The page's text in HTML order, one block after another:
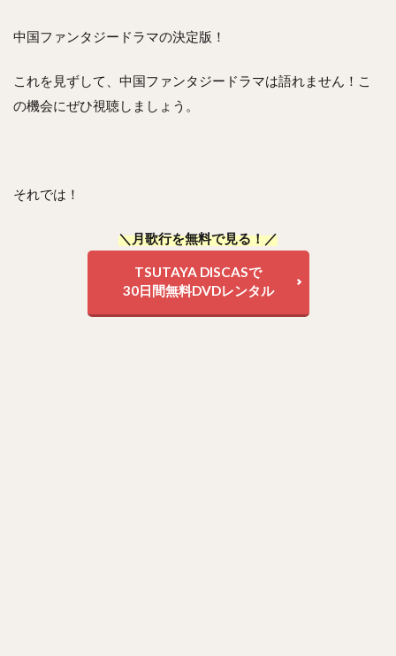
中国ファンタジードラマの決定版！
これを見ずして、中国ファンタジードラマは語れません！こ
の機会にぜひ視聴しましょう。
それでは！
＼月歌行を無料で見る！／
TSUTAYA DISCASで
30日間無料DVDレンタル